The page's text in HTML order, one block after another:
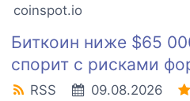
coinspot.io
Биткоин ниже $65
спорит с рисками
RSS 09.08.2026